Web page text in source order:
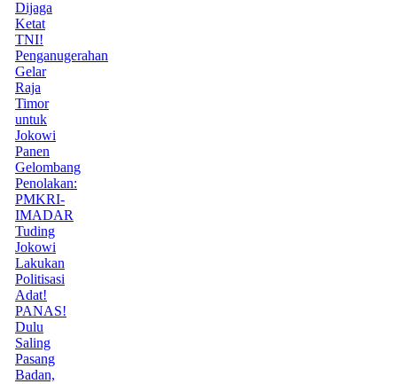
Dijaga
Ketat
TNI!
Penganugerahan
Gelar
Raja
Timor
untuk
Jokowi
Panen
Gelombang
Penolakan:
PMKRI-
IMADAR
Tuding
Jokowi
Lakukan
Politisasi
Adat!
PANAS!
Dulu
Saling
Pasang
Badan,